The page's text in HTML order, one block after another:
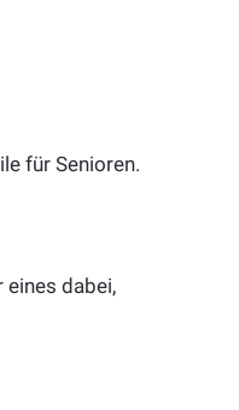
für Senioren.
eines dabei,